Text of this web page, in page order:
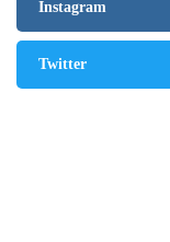
Instagram
Twitter